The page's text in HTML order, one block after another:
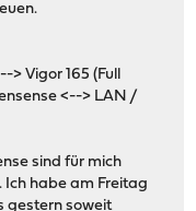
> Vigor 165 (Full
<--> LAN /
sind für mich
Ich habe am Freitag
gestern soweit